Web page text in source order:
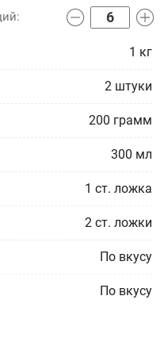
1 кг
2 штуки
200 грамм
300 мл
1 ст. ложка
2 ст. ложки
По вкусу
По вкусу